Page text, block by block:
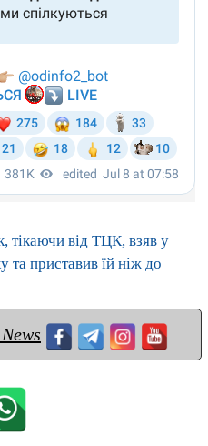
тікаючи від ТЦК, взяв у
та приставив їй ніж до